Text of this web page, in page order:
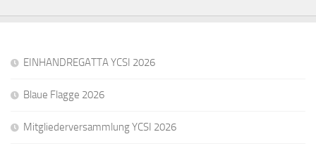
EINHANDREGATTA YCSI 2026
Blaue Flagge 2026
Mitgliederversammlung YCSI 2026